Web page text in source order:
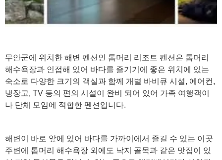
무안군에 위치한 해변 펜션인 톱머리 리조트 펜션은 톱머리
해수욕장과 인접해 있어 바다를 즐기기에 좋은 위치에 있는
숙소로 다양한 크기의 객실과 함께 개별 바비큐 시설, 에어컨,
냉장고, TV 등의 편의 시설이 완비 되어 있어 가족 여행객이
나 단체 모임에 적합한 펜션입니다.
해변이 바로 앞에 있어 바다를 가까이에서 즐길 수 있는 이곳
주변에 톱머리 해수욕장 외에도 낙지 골목과 같은 맛집이 있